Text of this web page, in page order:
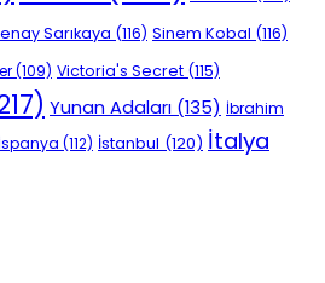
Sarıkaya (116) Sinem Kobal (116)
(109) Victoria's Secret (115)
Yunan Adaları (135) İbrahim
İspanya (112) İstanbul (120) İtalya